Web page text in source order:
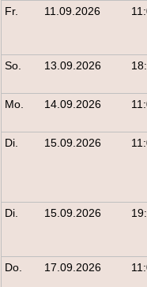
Fr. 11.09.2026
So. 13.09.2026
Mo. 14.09.2026
Di. 15.09.2026
Di. 15.09.2026
Do. 17.09.2026